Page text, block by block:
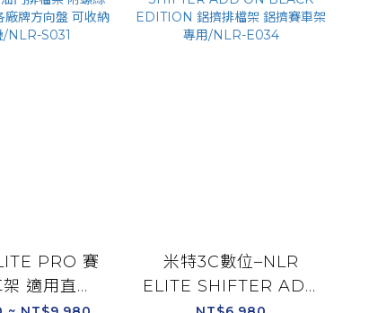
PRO 賽
適用直驅
米特3C數位–NLR
ELITE SHIFTER ADD